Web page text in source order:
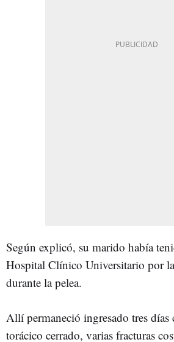
Según explicó, su marido había
Hospital Clínico Universitario por
durante la pelea.
Allí permaneció ingresado tres
torácico cerrado, varias fracturas